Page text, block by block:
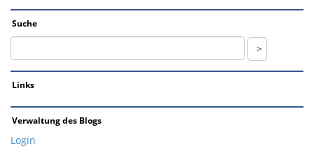
Suche
Links
Verwaltung des Blogs
Login